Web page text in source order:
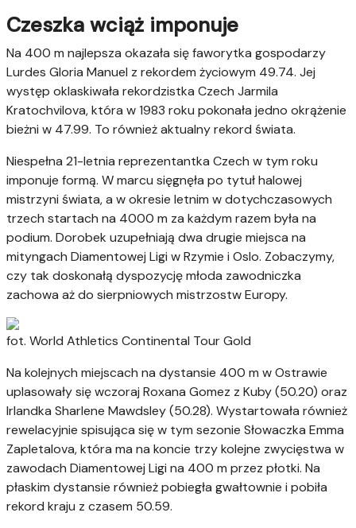
Czeszka wciąż imponuje
Na 400 m najlepsza okazała się faworytka gospodarzy
Lurdes Gloria Manuel z rekordem życiowym 49.74. Jej
występ oklaskiwała rekordzistka Czech Jarmila
Kratochvilova, która w 1983 roku pokonała jedno okrążenie
bieżni w 47.99. To również aktualny rekord świata.
Niespełna 21-letnia reprezentantka Czech w tym roku
imponuje formą. W marcu sięgnęła po tytuł halowej
mistrzyni świata, a w okresie letnim w dotychczasowych
trzech startach na 4000 m za każdym razem była na
podium. Dorobek uzupełniają dwa drugie miejsca na
mityngach Diamentowej Ligi w Rzymie i Oslo. Zobaczymy,
czy tak doskonałą dyspozycję młoda zawodniczka
zachowa aż do sierpniowych mistrzostw Europy.
fot. World Athletics Continental Tour Gold
Na kolejnych miejscach na dystansie 400 m w Ostrawie
uplasowały się wczoraj Roxana Gomez z Kuby (50.20) oraz
Irlandka Sharlene Mawdsley (50.28). Wystartowała również
rewelacyjnie spisująca się w tym sezonie Słowaczka Emma
Zapletalova, która ma na koncie trzy kolejne zwycięstwa w
zawodach Diamentowej Ligi na 400 m przez płotki. Na
płaskim dystansie również pobiegła gwałtownie i pobiła
rekord kraju z czasem 50.59.